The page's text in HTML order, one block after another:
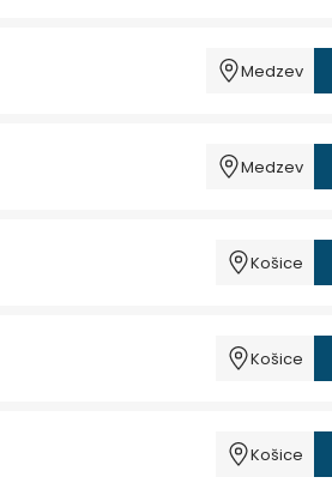
Medzev
Medzev
Košice
Košice
Košice